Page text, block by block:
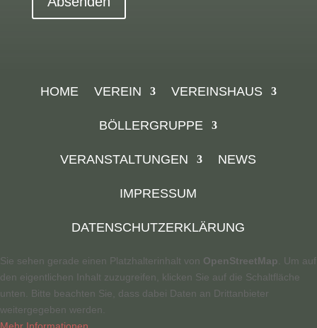
HOME VEREIN VEREINSHAUS
BÖLLERGRUPPE
VERANSTALTUNGEN NEWS
IMPRESSUM
DATENSCHUTZERKLÄRUNG
Sie sehen gerade einen Platzhalterinhalt von OpenStreetMap . Um auf
den eigentlichen Inhalt zuzugreifen, klicken Sie auf die Schaltfläche
unten. Bitte beachten Sie, dass dabei Daten an Drittanbieter
weitergegeben werden.